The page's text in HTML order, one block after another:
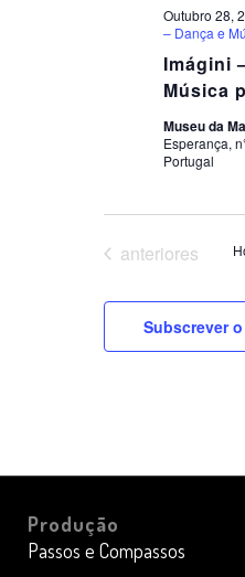
Imágini
Música
Outubro 28,
– Dança e
Museu da
Esperança,
Portugal
Datas
anteriores
Subscrever
Produção
Passos e Compassos